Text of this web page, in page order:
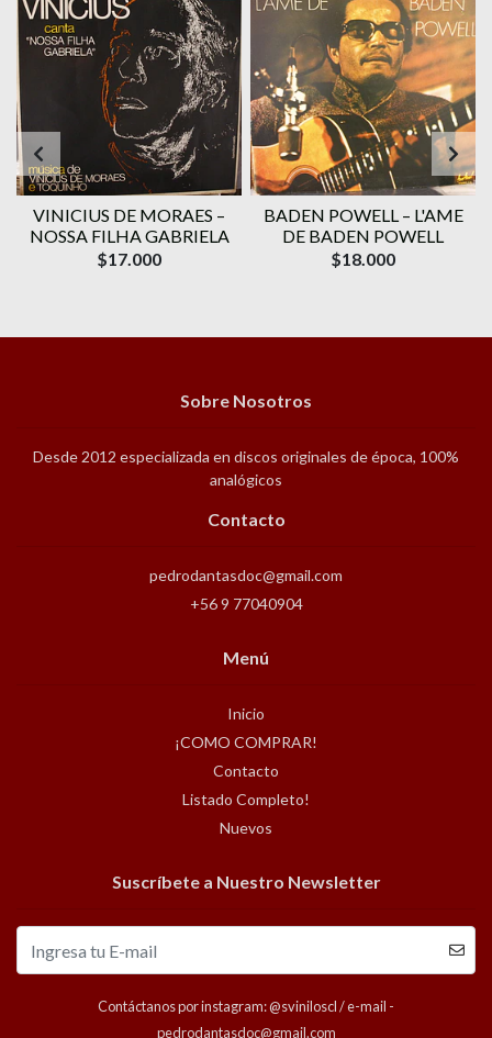
VINICIUS DE MORAES ‎–
NOSSA FILHA GABRIELA
$17.000
BADEN POWELL ‎– L'AME
DE BADEN POWELL
$18.000
Sobre Nosotros
Desde 2012 especializada en discos originales de época, 100%
analógicos
Contacto
pedrodantasdoc@gmail.com
+56 9 77040904
Menú
Inicio
¡COMO COMPRAR!
Contacto
Listado Completo!
Nuevos
Suscríbete a Nuestro Newsletter
Contáctanos por instagram: @sviniloscl / e-mail -
pedrodantasdoc@gmail.com